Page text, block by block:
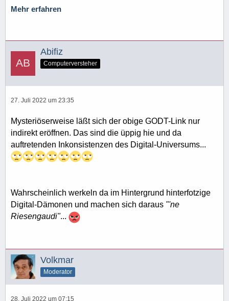
Mehr erfahren
Abifiz
Computerversteher
27. Juli 2022 um 23:35
Mysteriöserweise läßt sich der obige GODT-Link nur
indirekt eröffnen. Das sind die üppig hie und da
auftretenden Inkonsistenzen des Digital-Universums...
Wahrscheinlich werkeln da im Hintergrund hinterfotzige
Digital-Dämonen und machen sich daraus "'ne
Riesengaudi"...
Volkmar
Moderator
28. Juli 2022 um 07:15